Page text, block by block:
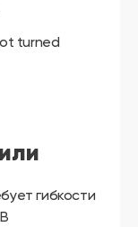
turned
гибкости